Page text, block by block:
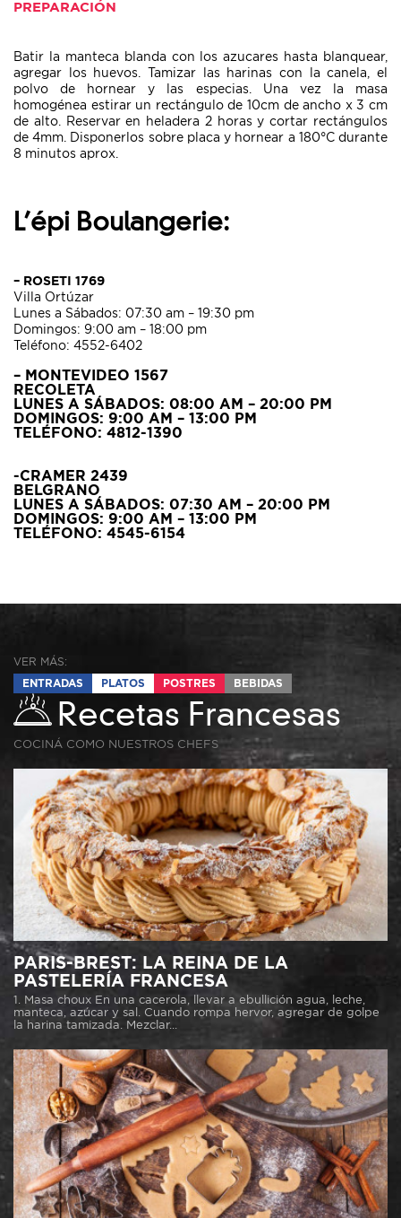
PREPARACIÓN
Batir la manteca blanda con los azucares hasta blanquear,
agregar los huevos. Tamizar las harinas con la canela, el
polvo de hornear y las especias. Una vez la masa
homogénea estirar un rectángulo de 10cm de ancho x 3 cm
de alto. Reservar en heladera 2 horas y cortar rectángulos
de 4mm. Disponerlos sobre placa y hornear a 180°C durante
8 minutos aprox.
L’épi Boulangerie:
– ROSETI 1769
Villa Ortúzar
Lunes a Sábados: 07:30 am – 19:30 pm
Domingos: 9:00 am – 18:00 pm
Teléfono: 4552-6402
– MONTEVIDEO 1567
RECOLETA
LUNES A SÁBADOS: 08:00 AM – 20:00 PM
DOMINGOS: 9:00 AM – 13:00 PM
TELÉFONO: 4812-1390
-CRAMER 2439
BELGRANO
LUNES A SÁBADOS: 07:30 AM – 20:00 PM
DOMINGOS: 9:00 AM – 13:00 PM
TELÉFONO: 4545-6154
VER MÁS:
ENTRADAS
PLATOS POSTRES BEBIDAS
Recetas Francesas
COCINÁ COMO NUESTROS CHEFS
PARIS-BREST: LA REINA DE LA
PASTELERÍA FRANCESA
1. Masa choux En una cacerola, llevar a ebullición agua, leche,
manteca, azúcar y sal. Cuando rompa hervor, agregar de golpe
la harina tamizada. Mezclar...